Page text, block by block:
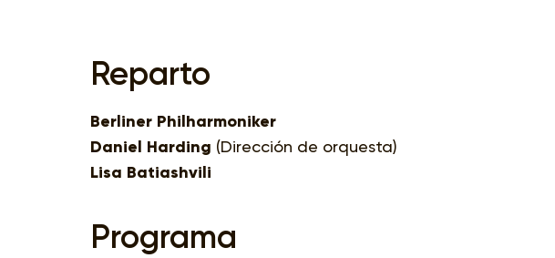
Reparto
Berliner Philharmoniker
Daniel Harding (Dirección de orquesta)
Lisa Batiashvili
Programa